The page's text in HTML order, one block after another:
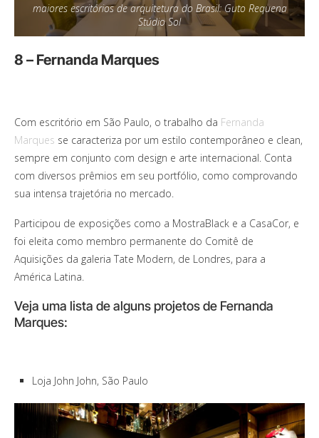
maiores escritórios de arquitetura do Brasil: Guto Requena
Stúdio Sol
8 – Fernanda Marques
Com escritório em São Paulo, o trabalho da Fernanda
Marques se caracteriza por um estilo contemporâneo e clean,
sempre em conjunto com design e arte internacional. Conta
com diversos prêmios em seu portfólio, como comprovando
sua intensa trajetória no mercado.
Participou de exposições como a MostraBlack e a CasaCor, e
foi eleita como membro permanente do Comitê de
Aquisições da galeria Tate Modern, de Londres, para a
América Latina.
Veja uma lista de alguns projetos de Fernanda
Marques:
Loja John John, São Paulo